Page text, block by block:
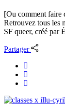
[Ou comment faire
Retrouvez tous les
SF queer, créé par
Partager